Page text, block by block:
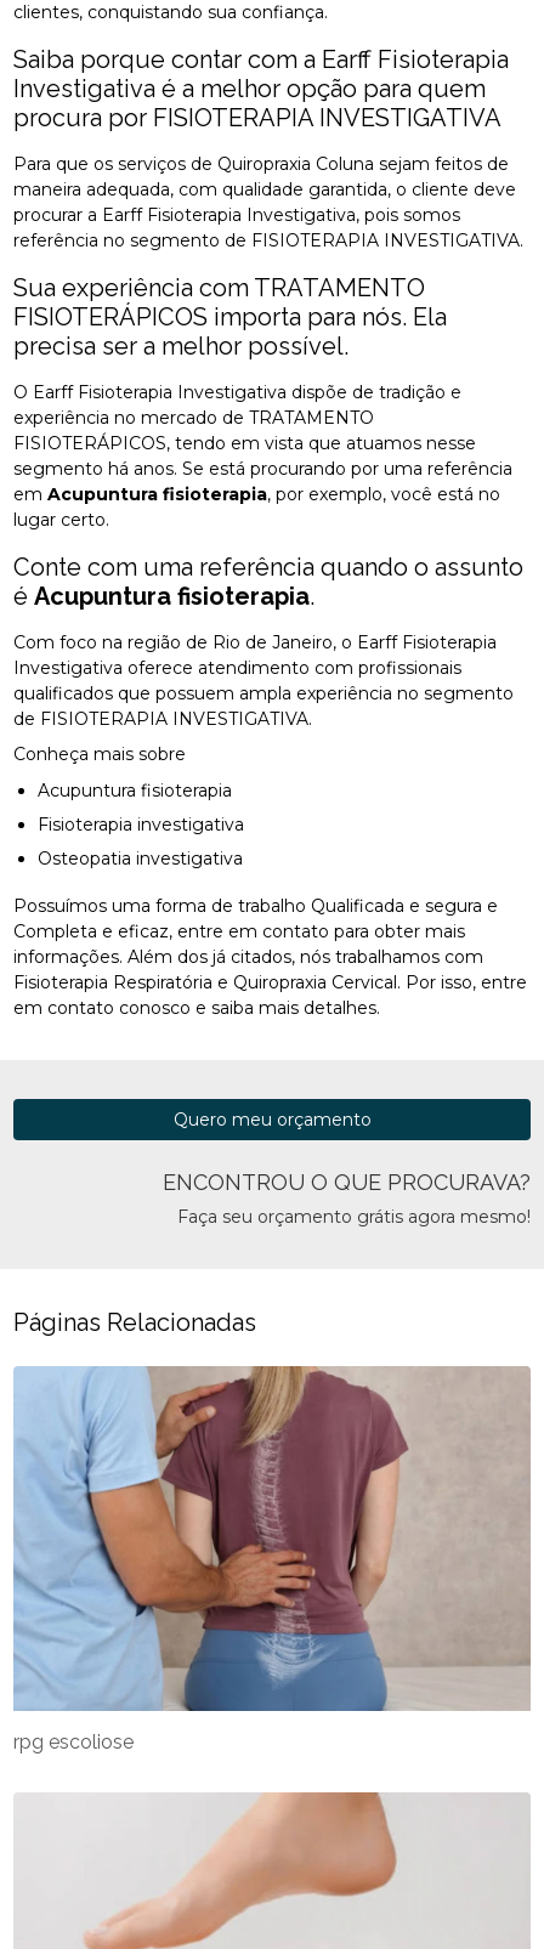
clientes, conquistando sua confiança.
Saiba porque contar com a Earff Fisioterapia
Investigativa é a melhor opção para quem
procura por FISIOTERAPIA INVESTIGATIVA
Para que os serviços de Quiropraxia Coluna sejam feitos de
maneira adequada, com qualidade garantida, o cliente deve
procurar a Earff Fisioterapia Investigativa, pois somos
referência no segmento de FISIOTERAPIA INVESTIGATIVA.
Sua experiência com TRATAMENTO
FISIOTERÁPICOS importa para nós. Ela
precisa ser a melhor possível.
O Earff Fisioterapia Investigativa dispõe de tradição e
experiência no mercado de TRATAMENTO
FISIOTERÁPICOS, tendo em vista que atuamos nesse
segmento há anos. Se está procurando por uma referência
emAcupuntura fisioterapia, por exemplo, você está no
lugar certo.
Conte com uma referência quando o assunto
éAcupuntura fisioterapia.
Com foco na região de Rio de Janeiro, o Earff Fisioterapia
Investigativa oferece atendimento com profissionais
qualificados que possuem ampla experiência no segmento
de FISIOTERAPIA INVESTIGATIVA.
Conheça mais sobre
Acupuntura fisioterapia
Fisioterapia investigativa
Osteopatia investigativa
Possuímos uma forma de trabalho Qualificada e segura e
Completa e eficaz, entre em contato para obter mais
informações. Além dos já citados, nós trabalhamos com
Fisioterapia Respiratória e Quiropraxia Cervical. Por isso, entre
em contato conosco e saiba mais detalhes.
ENCONTROU O QUE PROCURAVA?
Faça seu orçamento grátis agora mesmo!
Quero meu orçamento
Páginas Relacionadas
rpg escoliose